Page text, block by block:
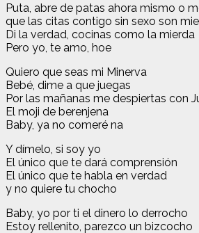
Puta, abre de patas ahora mismo o
que las citas contigo sin sexo son
Di la verdad, cocinas como la mierda
Pero yo, te amo, hoe
Quiero que seas mi Minerva
Bebé, dime a que juegas
Por las mañanas me despiertas con
El moji de berenjena
Baby, ya no comeré na
Y dímelo, si soy yo
El único que te dará comprensión
El único que te habla en verdad
y no quiere tu chocho
Baby, yo por ti el dinero lo derrocho
Estoy rellenito, parezco un bizcocho